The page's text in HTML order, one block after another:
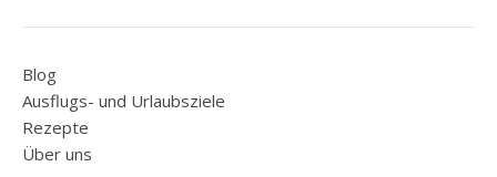
Blog
Ausflugs- und Urlaubsziele
Rezepte
Über uns